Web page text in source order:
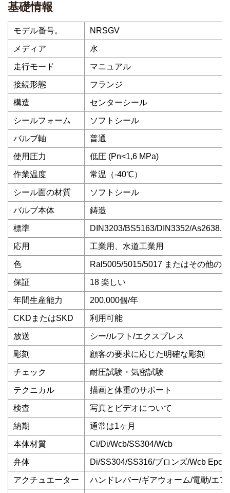
基礎情報
モデル番号。 NRSGV
メディア 水
走行モード マニュアル
接続形態 フランジ
構造 センターシール
シールフォーム ソフトシール
バルブ軸 普通
使用圧力 低圧 (Pn<1,6 MPa)
作業温度 常温（-40℃）
シール面の材質 ソフトシール
バルブ本体 鋳造
標準 DIN3203/BS5163/DIN3352/
応用 工業用、水道工業用
色 Ral5005/5015/5017 またはその他の
保証 18 楽しい
年間生産能力 200,000個/年
CKDまたはSKD 利用可能
放送 シー/ルフト/エクスプレス
彫刻 顧客の要求に応じた明確な彫刻
チェック 耐圧試験・気密試験
テクニカル 描画と体重のサポート
検査 写真とビデオについて
納期 通常は1ヶ月
本体材質 Ci/Di/Wcb/SS304/Wcb
弁体 Di/SS304/SS316/ブロンズ/Wcb
アクチュエーター ハンドレバー/ギアウォーム/電動/エア